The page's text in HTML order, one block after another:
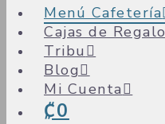
Menú Cafetería
Cajas de Regalo
Tribu
Blog
Mi Cuenta
₡0